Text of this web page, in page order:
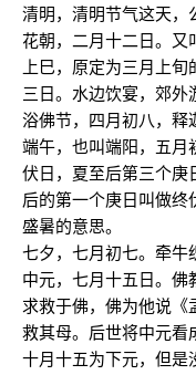
清明，清明节气这天，
花朝，二月十二日。又
上巳，原定为三月上
三日。水边饮宴，郊外
浴佛节，四月初八，释
端午，也叫端阳，五月
伏日，夏至后第三个庚
后的第一个庚日叫做终
盛暑的意思。
七夕，七月初七。牵牛
中元，七月十五日。佛
求救于佛，佛为他说《
救其母。后世将中元看
十月十五为下元，但是